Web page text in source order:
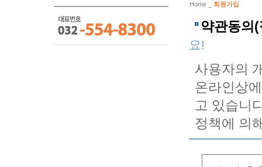
Home _ 회원가입
약관동의
요!
사용자의
온라인상
고 있습니
정책에 의